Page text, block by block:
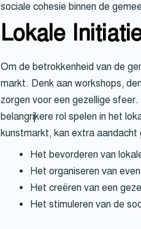
sociale cohesie binnen de
Lokale
Om de betrokkenheid van de
markt. Denk aan workshops,
zorgen voor een gezellige
belangrijkere rol spelen in het
kunstmarkt, kan extra
Het bevorderen van
Het organiseren van
Het creëren van een
Het stimuleren van de